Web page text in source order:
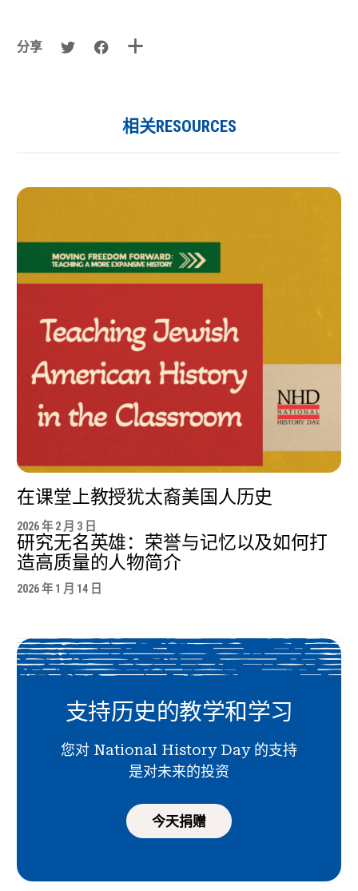
分享
相关RESOURCES
在课堂上教授犹太裔美国人历史
2026 年 2 月 3 日
研究无名英雄：荣誉与记忆以及如何打
造高质量的人物简介
2026 年 1 月 14 日
支持历史的教学和学习
您对 National History Day 的支持
是对未来的投资
今天捐赠